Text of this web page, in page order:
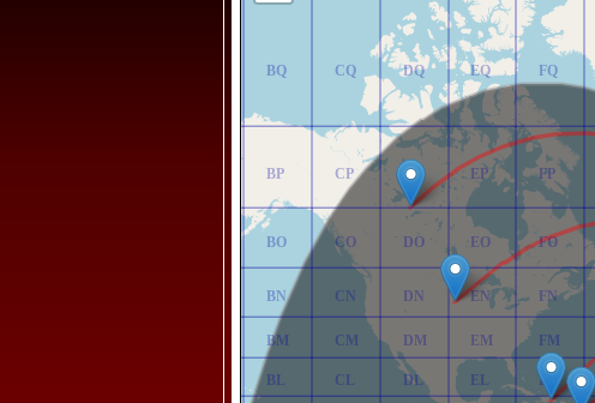
BL
BM
BN
BO
BP
BQ
CL
CM
CN
CO
CP
CQ
DL
DM
DN
DO
DP
DQ
EL
EM
EN
EO
EP
EQ
FL
FM
FN
FO
FP
FQ